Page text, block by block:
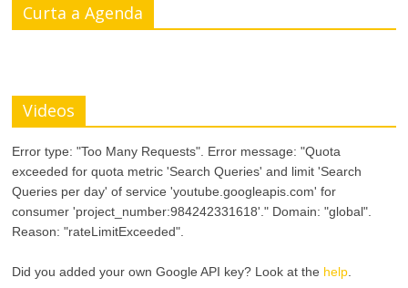
Curta a Agenda
Videos
Error type: "Too Many Requests". Error message: "Quota
exceeded for quota metric 'Search Queries' and limit 'Search
Queries per day' of service 'youtube.googleapis.com' for
consumer 'project_number:984242331618'." Domain: "global".
Reason: "rateLimitExceeded".
Did you added your own Google API key? Look at the help